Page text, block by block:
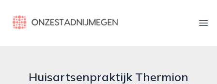
onzestadnijmegen.nl
Huisartsenpraktijk Thermion